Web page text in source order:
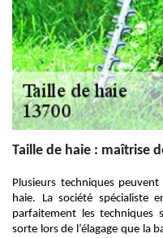
Taille de haie : maîtrise
Plusieurs techniques
haie. La société spécialiste
parfaitement les techniques
sorte lors de l’élagage que la